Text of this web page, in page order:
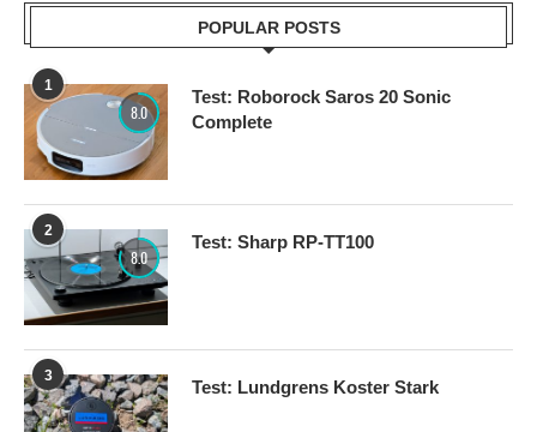
POPULAR POSTS
1
8.0
Test: Roborock Saros 20 Sonic
Complete
2
8.0
Test: Sharp RP-TT100
3
Test: Lundgrens Koster Stark